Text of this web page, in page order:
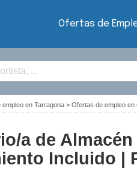
Ofertas de
empleo en Tarragona > Ofertas de empleo
a de
Incluido |